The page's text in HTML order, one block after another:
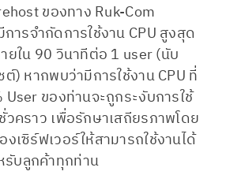
ของทาง Ruk-Com
ารจำกัดการใช้งาน CPU สูงสุด
ยใน 90 วินาทีต่อ 1 user (นับ
ต์) หากพบว่ามีการใช้งาน CPU ที่
ของท่านจะถูกระงับการใช้
วคราว เพื่อรักษาเสถียรภาพโดย
งเซิร์ฟเวอร์ให้สามารถใช้งานได้
บลูกค้าทุกท่าน